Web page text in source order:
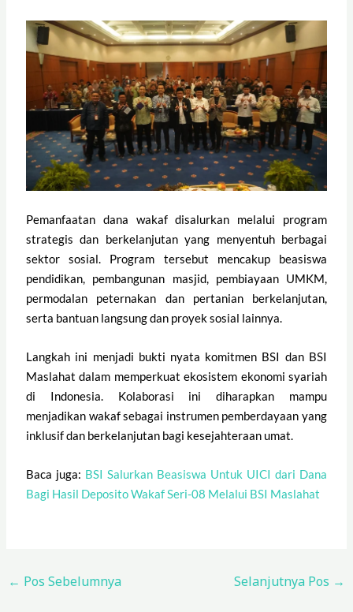
Pemanfaatan dana wakaf disalurkan melalui program
strategis dan berkelanjutan yang menyentuh berbagai
sektor sosial. Program tersebut mencakup beasiswa
pendidikan, pembangunan masjid, pembiayaan UMKM,
permodalan peternakan dan pertanian berkelanjutan,
serta bantuan langsung dan proyek sosial lainnya.
Langkah ini menjadi bukti nyata komitmen BSI dan BSI
Maslahat dalam memperkuat ekosistem ekonomi syariah
di Indonesia. Kolaborasi ini diharapkan mampu
menjadikan wakaf sebagai instrumen pemberdayaan yang
inklusif dan berkelanjutan bagi kesejahteraan umat.
Baca juga: BSI Salurkan Beasiswa Untuk UICI dari Dana
Bagi Hasil Deposito Wakaf Seri-08 Melalui BSI Maslahat
← Pos Sebelumnya Selanjutnya Pos →